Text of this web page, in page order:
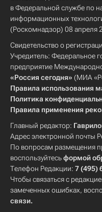
в Федеральной службе по
информационных
(Роскомнадзор) 08 апреля
Свидетельство о
Учредитель: Федеральное
предприятие
«Россия сегодня» (МИА
Правила использования
Политика
Правила применения
Главный редактор:
Адрес электронной почты
По вопросам размещения
воспользуйтесьформой
Телефон Редакции: 7 (495)
Чтобы связаться с
замеченных ошибках,
связи.